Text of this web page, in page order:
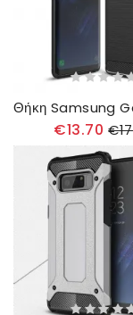
€13.70